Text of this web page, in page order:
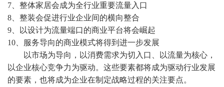
7、整体家居会成为全行业重要流量入口
8、整装会促进行业企业间的横向整合
9、以设计为流量端口的商业平台将会崛起
10、服务导向的商业模式将得到进一步发展
以市场为导向，以消费需求为切入口、以流量为核心，
以企业核心竞争力为驱动。这些要素都将成为驱动行业发展
的要素，也将成为企业在制定战略过程的关注要点。